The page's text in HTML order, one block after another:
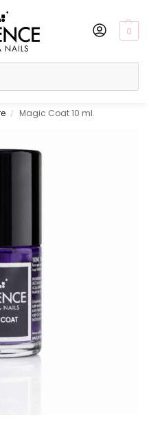
0
/ Magic Coat 10 ml.